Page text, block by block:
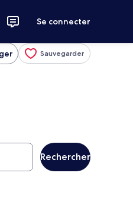
Se connecter
Sauvegarder
Rechercher